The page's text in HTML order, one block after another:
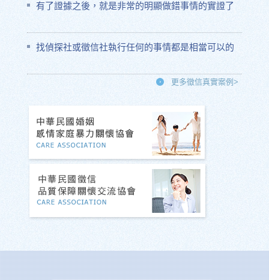
有了證據之後，就是非常的明顯做錯事情的實證了
找偵探社或徵信社執行任何的事情都是相當可以的
更多徵信真實案例>